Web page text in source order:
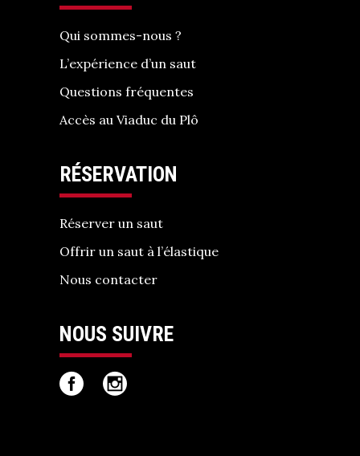
Qui sommes-nous ?
L’expérience d’un saut
Questions fréquentes
Accès au Viaduc du Plô
RÉSERVATION
Réserver un saut
Offrir un saut à l’élastique
Nous contacter
NOUS SUIVRE